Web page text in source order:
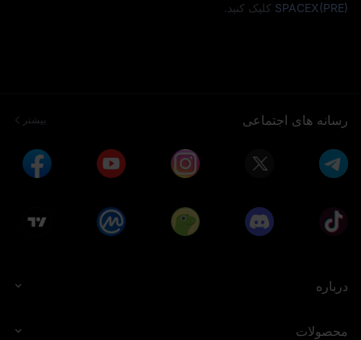
SPACEX(PRE) کلیک کنید.
رسانه های اجتماعی بیشتر
درباره
محصولات